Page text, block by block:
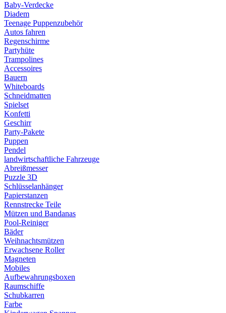
Baby-Verdecke
Diadem
Teenage Puppenzubehör
Autos fahren
Regenschirme
Partyhüte
Trampolines
Accessoires
Bauern
Whiteboards
Schneidmatten
Spielset
Konfetti
Geschirr
Party-Pakete
Puppen
Pendel
landwirtschaftliche Fahrzeuge
Abreißmesser
Puzzle 3D
Schlüsselanhänger
Papierstanzen
Rennstrecke Teile
Mützen und Bandanas
Pool-Reiniger
Bäder
Weihnachtsmützen
Erwachsene Roller
Magneten
Mobiles
Aufbewahrungsboxen
Raumschiffe
Schubkarren
Farbe